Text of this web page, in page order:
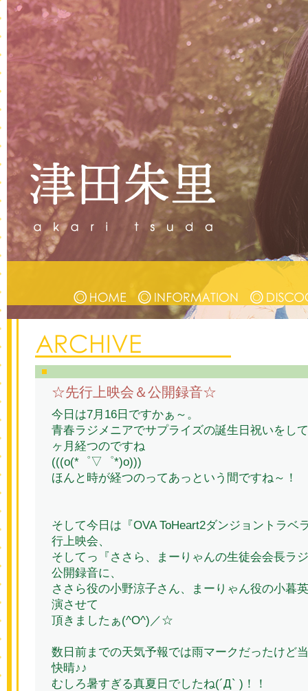
☆先行上映会＆公開録音☆
今日は7月16日ですかぁ～。
青春ラジメニアでサプライズの誕生日祝いをし
ヶ月経つのですね
(((o(*゜▽゜*)o)))
ほんと時が経つのってあっという間ですね～！
そして今日は『OVA ToHeart2ダンジョントラベ
行上映会、
そしてっ『ささら、まーりゃんの生徒会会長ラ
公開録音に、
ささら役の小野涼子さん、まーりゃん役の小暮
演させて
頂きましたぁ(^O^)／☆
数日前までの天気予報では雨マークだったけど
快晴♪♪
むしろ暑すぎる真夏日でしたね(´Д` )！！